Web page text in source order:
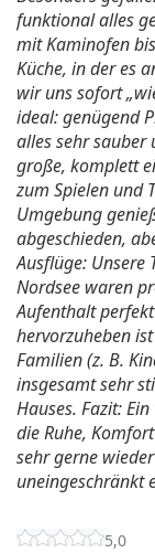
funktional alles
mit Kaminofen
Küche, in der es
wir uns sofort
ideal: genügend
alles sehr sauber
große, komplett
zum Spielen und
Umgebung
abgeschieden,
Ausflüge: Unsere
Nordsee waren
Aufenthalt
hervorzuheben
Familien (z. B.
insgesamt sehr
Hauses. Fazit:
die Ruhe,
sehr gerne
uneingeschränkt
5,0